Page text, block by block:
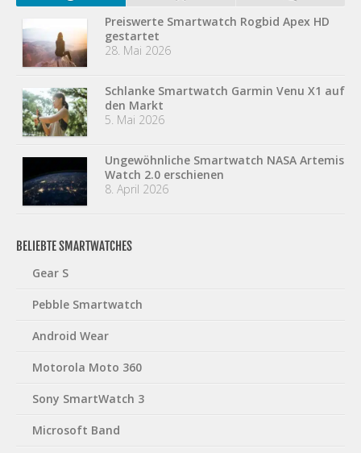
Preiswerte Smartwatch Rogbid Apex HD
gestartet
28. Mai 2026
Schlanke Smartwatch Garmin Venu X1 auf
den Markt
5. Mai 2026
Ungewöhnliche Smartwatch NASA Artemis
Watch 2.0 erschienen
8. April 2026
BELIEBTE SMARTWATCHES
Gear S
Pebble Smartwatch
Android Wear
Motorola Moto 360
Sony SmartWatch 3
Microsoft Band